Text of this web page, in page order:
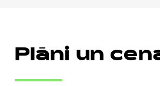
Plāni un